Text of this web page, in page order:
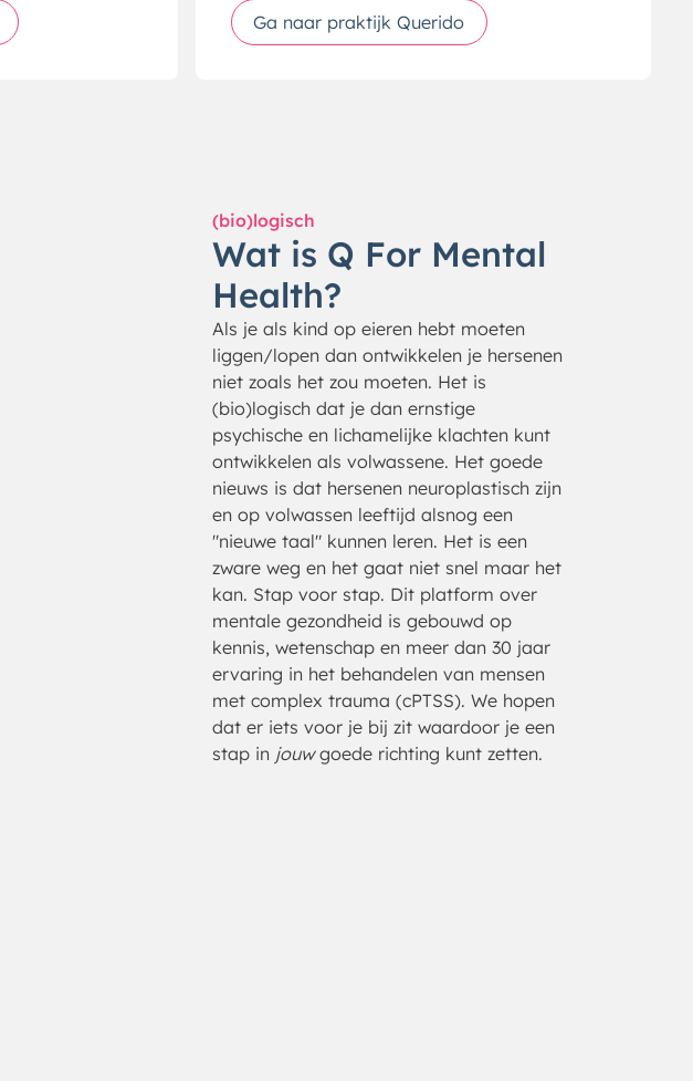
Ga naar praktijk Querido
(bio)logisch
Wat is Q For Mental
Health?
Als je als kind op eieren hebt moeten
liggen/lopen dan ontwikkelen je hersenen
niet zoals het zou moeten. Het is
(bio)logisch dat je dan ernstige
psychische en lichamelijke klachten kunt
ontwikkelen als volwassene. Het goede
nieuws is dat hersenen neuroplastisch zijn
en op volwassen leeftijd alsnog een
"nieuwe taal" kunnen leren. Het is een
zware weg en het gaat niet snel maar het
kan. Stap voor stap. Dit platform over
mentale gezondheid is gebouwd op
kennis, wetenschap en meer dan 30 jaar
ervaring in het behandelen van mensen
met complex trauma (cPTSS). We hopen
dat er iets voor je bij zit waardoor je een
stap in jouwgoede richting kunt zetten.